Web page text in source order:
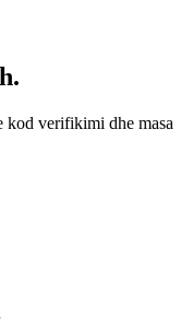
kod verifikimi dhe masa